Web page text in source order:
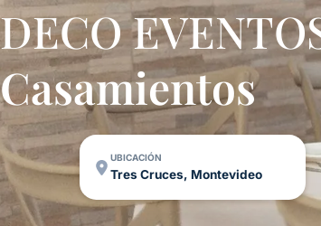
DECO
Casamientos
UBICACIÓN
Tres Cruces, Montevideo